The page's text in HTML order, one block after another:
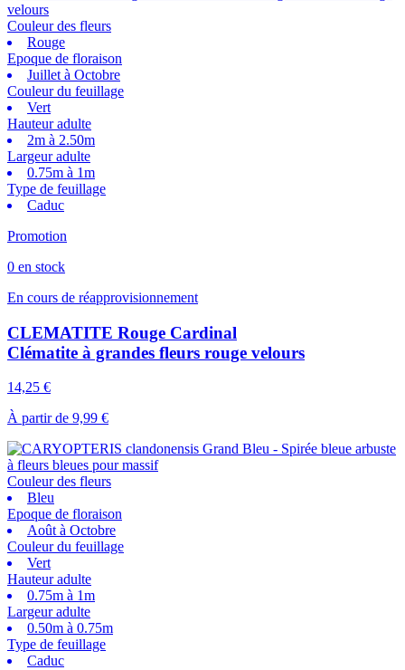
Couleur des fleurs
Rouge
Epoque de floraison
Juillet à Octobre
Couleur du feuillage
Vert
Hauteur adulte
2m à 2.50m
Largeur adulte
0.75m à 1m
Type de feuillage
Caduc
Promotion
0 en stock
En cours de réapprovisionnement
CLEMATITE Rouge Cardinal
Clématite à grandes fleurs rouge velours
14,25 €
À partir de 9,99 €
Couleur des fleurs
Bleu
Epoque de floraison
Août à Octobre
Couleur du feuillage
Vert
Hauteur adulte
0.75m à 1m
Largeur adulte
0.50m à 0.75m
Type de feuillage
Caduc